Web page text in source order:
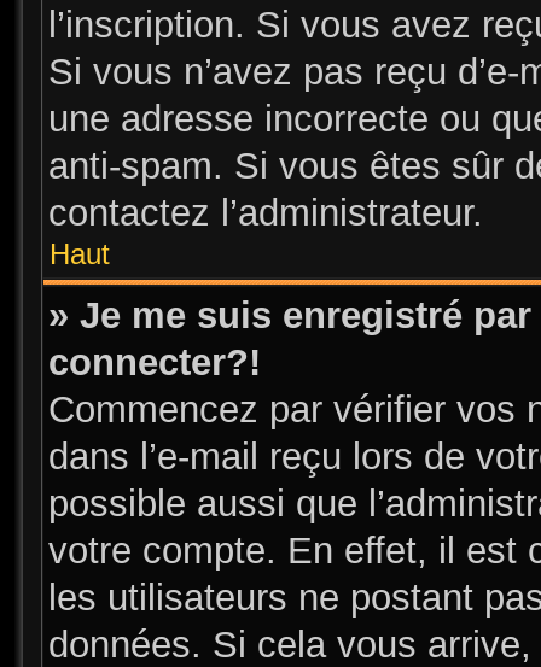
l’inscription. Si vous avez
Si vous n’avez pas reçu
une adresse incorrecte ou
anti-spam. Si vous êtes sûr
contactez l’administrateur.
Haut
» Je me suis enregistré
connecter?!
Commencez par vérifier vos
dans l’e-mail reçu lors de
possible aussi que
votre compte. En effet, il est
les utilisateurs ne postant
données. Si cela vous